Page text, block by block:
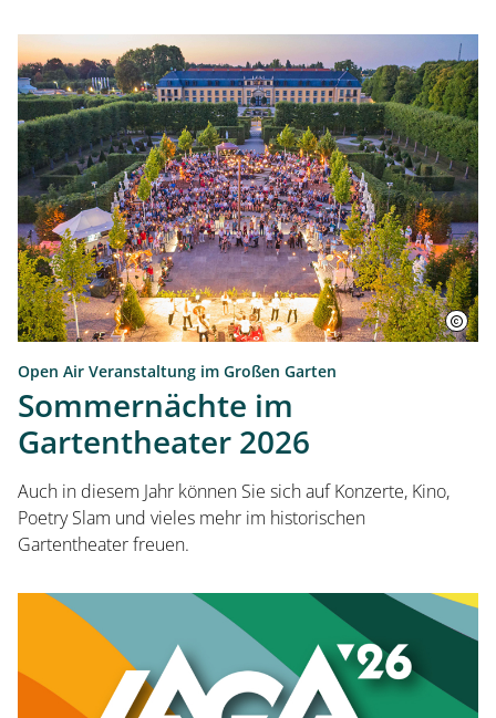
Startseite
Öffnungszeiten
Eintrittspreise
Open Air Veranstaltung im Großen Garten
Sommernächte im
Gartentheater 2026
Auch in diesem Jahr können Sie sich auf Konzerte, Kino,
Poetry Slam und vieles mehr im historischen
Gartentheater freuen.